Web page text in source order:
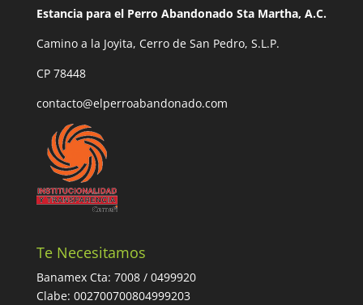
Estancia para el Perro Abandonado Sta Martha, A.C.
Camino a la Joyita, Cerro de San Pedro, S.L.P.
CP 78448
contacto@elperroabandonado.com
Te Necesitamos
Banamex Cta: 7008 / 0499920
Clabe: 002700700804999203